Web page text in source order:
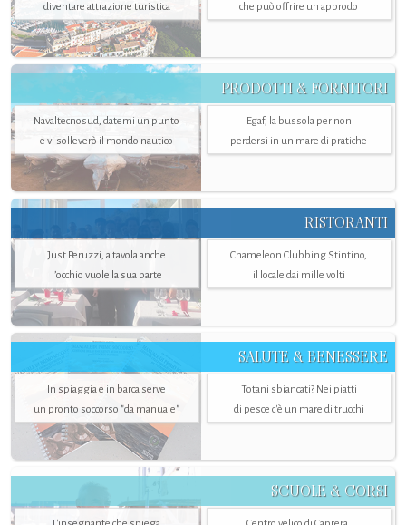
diventare attrazione turistica
che può offrire un approdo
PRODOTTI & FORNITORI
Navaltecnosud, datemi un punto
e vi solleverò il mondo nautico
Egaf, la bussola per non
perdersi in un mare di pratiche
RISTORANTI
Just Peruzzi, a tavola anche
l’occhio vuole la sua parte
Chameleon Clubbing Stintino,
il locale dai mille volti
SALUTE & BENESSERE
In spiaggia e in barca serve
un pronto soccorso "da manuale"
Totani sbiancati? Nei piatti
di pesce c'è un mare di trucchi
SCUOLE & CORSI